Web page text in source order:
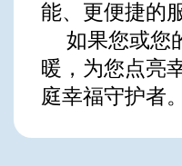
能、更便捷的
如果您或您
暖，为您点亮
庭幸福守护者